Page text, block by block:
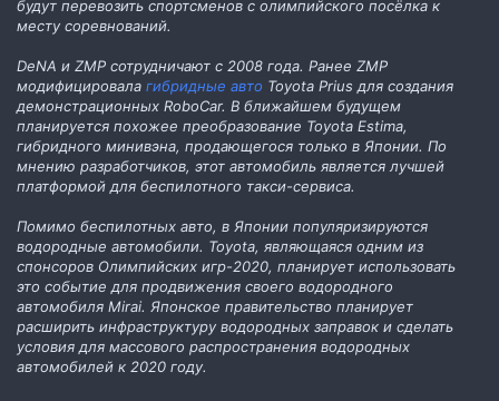
будут перевозить спортсменов с олимпийского посёлка к
месту соревнований.
DeNA и ZMP сотрудничают с 2008 года. Ранее ZMP
модифицировала гибридные авто Toyota Prius для создания
демонстрационных RoboCar. В ближайшем будущем
планируется похожее преобразование Toyota Estima,
гибридного минивэна, продающегося только в Японии. По
мнению разработчиков, этот автомобиль является лучшей
платформой для беспилотного такси-сервиса.
Помимо беспилотных авто, в Японии популяризируются
водородные автомобили. Toyota, являющаяся одним из
спонсоров Олимпийских игр-2020, планирует использовать
это событие для продвижения своего водородного
автомобиля Mirai. Японское правительство планирует
расширить инфраструктуру водородных заправок и сделать
условия для массового распространения водородных
автомобилей к 2020 году.